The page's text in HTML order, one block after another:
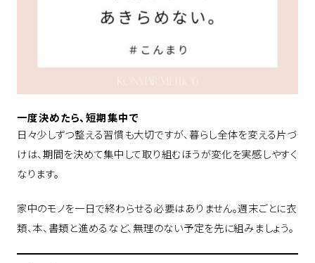
一度決めたら、短期集中で
日々少しずつ整える習慣も大切ですが、暮らし全体を変える片づ
けは、期間を決めて集中して取り組むほうが変化を実感しやすく
なります。
家中のモノを一日で終わらせる必要はありません。週末ごとに衣
類、本、書類と進めるなど、無理のない予定を先に組みましょう。